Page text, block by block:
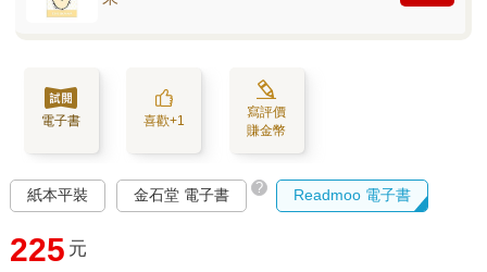
電子書 喜歡+1
寫評價
賺金幣
紙本平裝 金石堂 電子書 ? Readmoo 電子書
225 元